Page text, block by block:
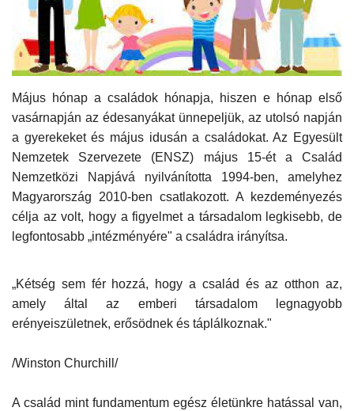
Kultúra
Történelem
Egészség
Gazdaság
Művészet
Sport
Rendezvény
Május hónap a családok hónapja, hiszen e hónap első
vasárnapján az édesanyákat ünnepeljük, az utolsó napján
a gyerekeket és május idusán a családokat. Az Egyesült
Nemzetek Szervezete (ENSZ) május 15-ét a Család
Nemzetközi Napjává nyilvánította 1994-ben, amelyhez
Magyarország 2010-ben csatlakozott. A kezdeményezés
célja az volt, hogy a figyelmet a társadalom legkisebb, de
legfontosabb „intézményére" a családra irányítsa.
„Kétség sem fér hozzá, hogy a család és az otthon az,
amely által az emberi társadalom legnagyobb
erényeiszületnek, erősödnek és táplálkoznak."
/Winston Churchill/
A család mint fundamentum egész életünkre hatással van,